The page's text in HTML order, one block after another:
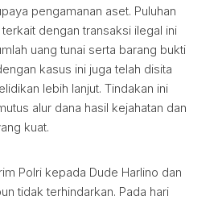
pengamanan aset. Puluhan
dengan transaksi ilegal ini
uang tunai serta barang bukti
kasus ini juga telah disita
lebih lanjut. Tindakan ini
alur dana hasil kejahatan dan
kuat.
Polri kepada Dude Harlino dan
tidak terhindarkan. Pada hari